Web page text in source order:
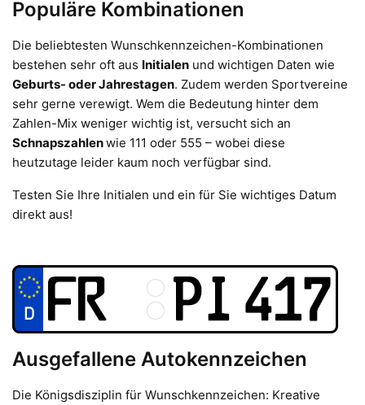
Populäre Kombinationen
Die beliebtesten Wunschkennzeichen-Kombinationen
bestehen sehr oft aus Initialen und wichtigen Daten wie
Geburts- oder Jahrestagen. Zudem werden Sportvereine
sehr gerne verewigt. Wem die Bedeutung hinter dem
Zahlen-Mix weniger wichtig ist, versucht sich an
Schnapszahlenwie 111 oder 555 – wobei diese
heutzutage leider kaum noch verfügbar sind.
Testen Sie Ihre Initialen und ein für Sie wichtiges Datum
direkt aus!
Ausgefallene Autokennzeichen
Die Königsdisziplin für Wunschkennzeichen: Kreative